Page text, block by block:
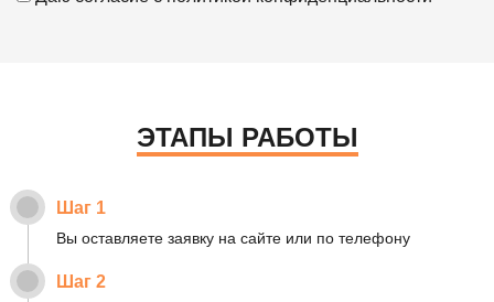
ЭТАПЫ РАБОТЫ
Шаг 1
Вы оставляете заявку на сайте или по телефону
Шаг 2